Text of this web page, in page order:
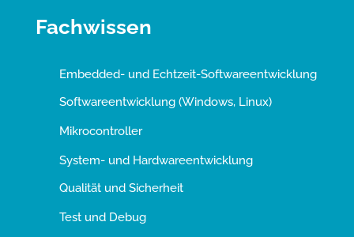
Fachwissen
Embedded- und Echtzeit-Softwareentwicklung
Softwareentwicklung (Windows, Linux)
Mikrocontroller
System- und Hardwareentwicklung
Qualität und Sicherheit
Test und Debug